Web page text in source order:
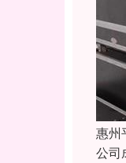
惠州
公司